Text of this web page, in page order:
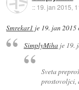
:: 19. jan 2015,
Smrekar1 je 19. jan 2015
SimplyMihaje 19.
Sveta
prostovoljci,